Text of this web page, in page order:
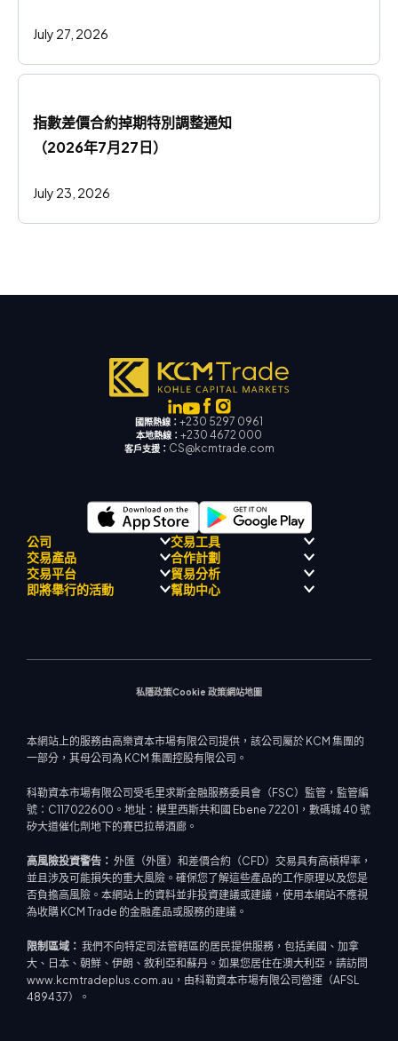
July 27, 2026
指數差價合約掉期特別調整通知
（2026年7月27日）
July 23, 2026
國際熱線： +230 5297 0961
本地熱線： +230 4672 000
客戶支援： CS@kcmtrade.com
公司
監理合規性
關於
飄移隊
交易工具
師
交易產品
外匯
貴金屬
合作計劃
介紹經紀人計劃
交易平台 貿易分析
即將舉行的活動 幫助中心
私隱政策Cookie 政策網站地圖
本網站上的服務由高樂資本市場有限公司提供，該公司屬於 KCM 集團的
一部分，其母公司為 KCM 集團控股有限公司。
科勒資本市場有限公司受毛里求斯金融服務委員會（FSC）監管，監管編
號：C117022600。地址：模里西斯共和國 Ebene 72201，數碼城 40 號
矽大道催化劑地下的賽巴拉蒂酒廊。
高風險投資警告： 外匯（外匯）和差價合約（CFD）交易具有高槓桿率，
並且涉及可能損失的重大風險。確保您了解這些產品的工作原理以及您是
否負擔高風險。本網站上的資料並非投資建議或建議，使用本網站不應視
為收購 KCM Trade 的金融產品或服務的建議。
限制區域： 我們不向特定司法管轄區的居民提供服務，包括美國、加拿
大、日本、朝鮮、伊朗、敘利亞和蘇丹。如果您居住在澳大利亞，請訪問
www.kcmtradeplus.com.au，由科勒資本市場有限公司營運（AFSL
489437）。